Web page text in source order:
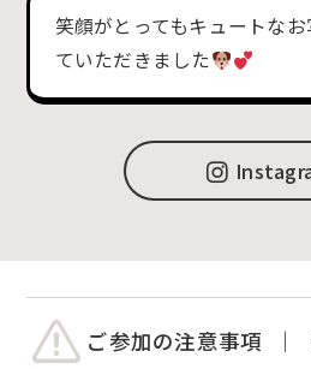
笑顔がとってもキュートな
ていただきました
ご参加の注意事項